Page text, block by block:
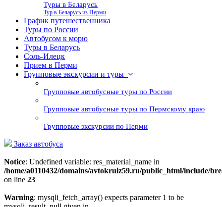
Туры в Беларусь
Тур в Беларусь из Перми
График путешественника
Туры по России
Автобусом к морю
Туры в Беларусь
Соль-Илецк
Прием в Перми
Групповые экскурсии и туры
Групповые автобусные туры по России
Групповые автобусные туры по Пермскому краю
Групповые экскурсии по Перми
Заказ автобуса
Notice: Undefined variable: res_material_name in
/home/a0110432/domains/avtokruiz59.ru/public_html/include/
on line 23
Warning: mysqli_fetch_array() expects parameter 1 to be